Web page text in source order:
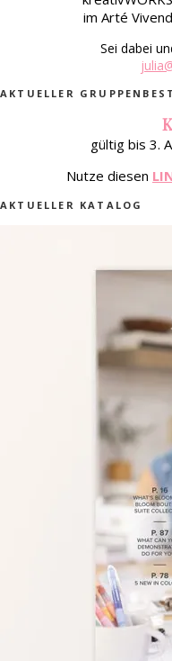
im Arté
Sei dabei
AKTUELLER
gültig bis 3.
Nutze diesen
AKTUELLER KATALOG